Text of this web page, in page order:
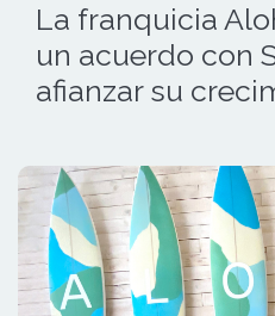
La franquicia
un acuerdo con
afianzar su